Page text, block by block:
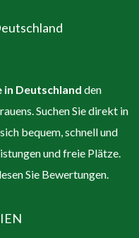
in Deutschland den
Suchen Sie direkt in
bequem, schnell und
und freie Plätze.
Sie Bewertungen.